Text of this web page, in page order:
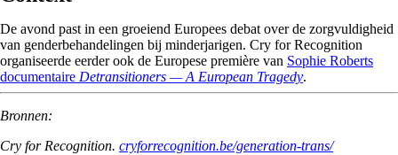
De avond past in een groeiend Europees debat over de zorgvuldigheid
van genderbehandelingen bij minderjarigen. Cry for Recognition
organiseerde eerder ook de Europese première van Sophie Roberts
documentaire Detransitioners — A European Tragedy.
Bronnen:
Cry for Recognition. cryforrecognition.be/generation-trans/